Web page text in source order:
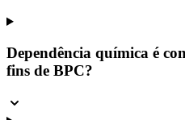
Dependência química é
fins de BPC?